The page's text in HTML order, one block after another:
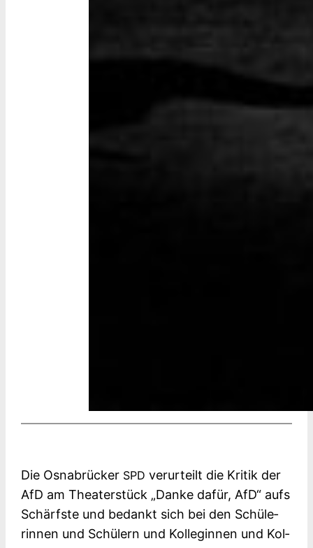
Die Osna­brü­cker SPD ver­ur­teilt die Kri­tik der
AfD am Thea­ter­stück „Dan­ke dafür, AfD“ aufs
Schärfs­te und bedankt sich bei den Schü­le­
rin­nen und Schü­lern und Kol­le­gin­nen und Kol­